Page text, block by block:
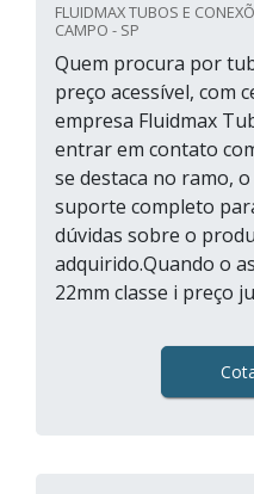
FLUIDMAX TUBOS E
CAMPO - SP
Quem procura por
preço acessível, com
empresa Fluidmax
entrar em contato
se destaca no ramo,
suporte completo
dúvidas sobre o
adquirido.Quando o
22mm classe i preço